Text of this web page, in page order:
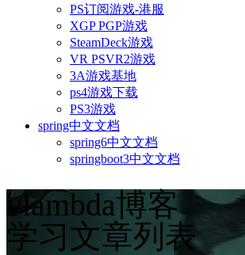
PS订阅游戏-港服
XGP PGP游戏
SteamDeck游戏
VR PSVR2游戏
3A游戏基地
ps4游戏下载
PS3游戏
spring中文文档
spring6中文文档
springboot3中文文档
vlambda博客
学习文章列表